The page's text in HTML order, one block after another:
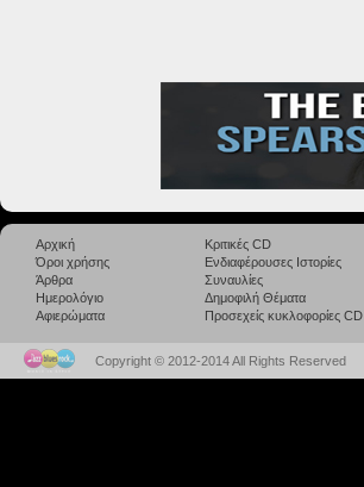
Αρχική
Όροι χρήσης
Άρθρα
Ημερολόγιο
Αφιερώματα
Κριτικές CD
Ενδιαφέρουσες Ιστορίες
Συναυλίες
Δημοφιλή Θέματα
Προσεχείς κυκλοφορίες CD
Copyright © 2012-2014 All Rights Reserved